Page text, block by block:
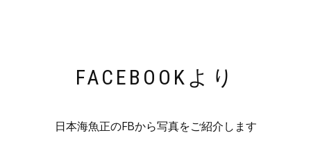
FACEBOOKより
日本海魚正のFBから写真をご紹介します